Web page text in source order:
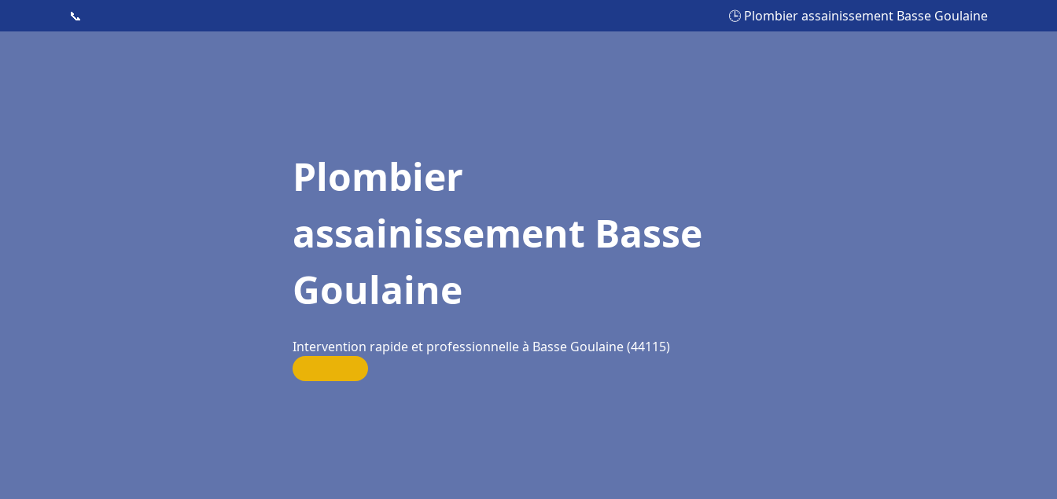
📞 🕒 Plombier assainissement Basse Goulaine
Plombier
assainissement Basse
Goulaine
Intervention rapide et professionnelle à Basse Goulaine (44115)